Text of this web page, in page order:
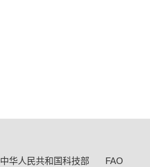
中华人民共和国科技部
FAO